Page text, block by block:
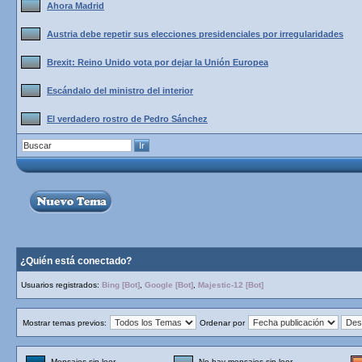
Ahora Madrid
Austria debe repetir sus elecciones presidenciales por irregularidades
Brexit: Reino Unido vota por dejar la Unión Europea
Escándalo del ministro del interior
El verdadero rostro de Pedro Sánchez
¿Quién está conectado?
Usuarios registrados: Bing [Bot] Google [Bot] Majestic-12 [Bot]
Mostrar temas previos: Ordenar por